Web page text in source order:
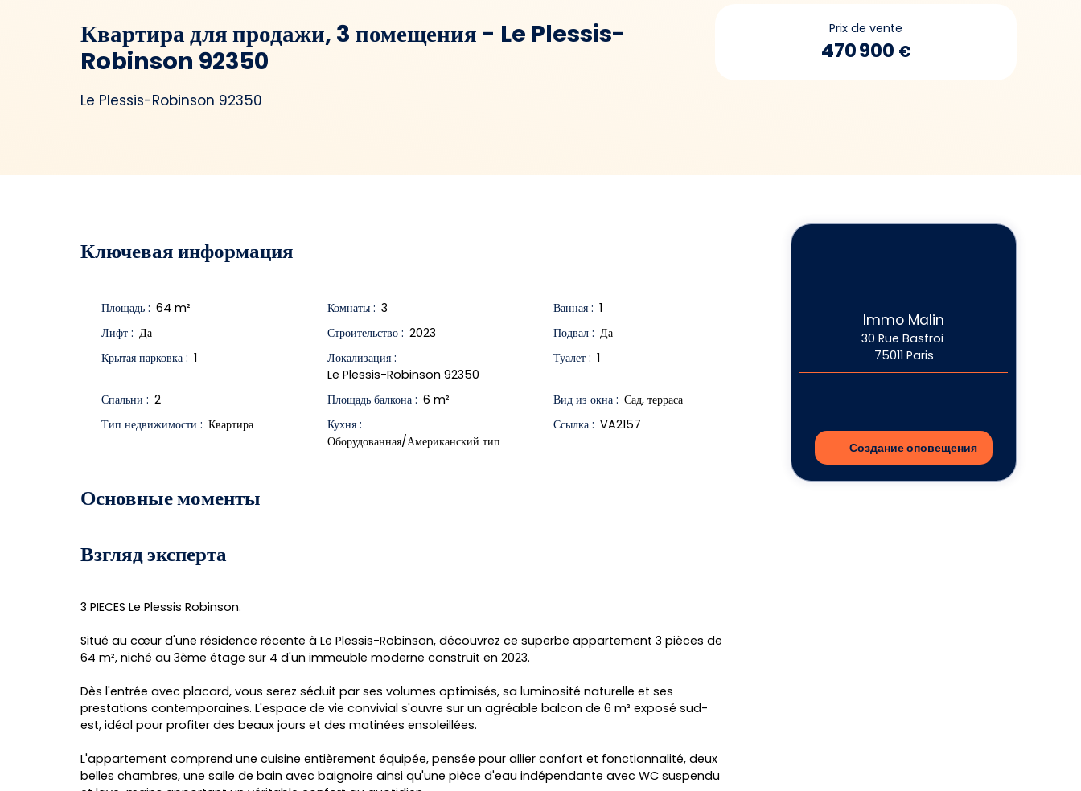
Квартира для продажи, 3 помещения - Le Plessis-
Robinson 92350
Le Plessis-Robinson 92350
Prix de vente
470 900 €
Ключевая информация
Площадь : 64 m² Комнаты : 3 Ванная : 1
Лифт : Да Строительство : 2023 Подвал : Да
Крытая парковка : 1 Локализация :
Le Plessis-Robinson 92350
Туалет : 1
Спальни : 2 Площадь балкона : 6 m² Вид из окна : Сад, терраса
Тип недвижимости : Квартира Кухня :
Оборудованная/Американский тип
Ссылка : VA2157
Основные моменты
Взгляд эксперта
3 PIECES Le Plessis Robinson.
Situé au cœur d'une résidence récente à Le Plessis-Robinson, découvrez ce superbe appartement 3 pièces de
64 m², niché au 3ème étage sur 4 d'un immeuble moderne construit en 2023.
Dès l'entrée avec placard, vous serez séduit par ses volumes optimisés, sa luminosité naturelle et ses
prestations contemporaines. L'espace de vie convivial s'ouvre sur un agréable balcon de 6 m² exposé sud-
est, idéal pour profiter des beaux jours et des matinées ensoleillées.
L'appartement comprend une cuisine entièrement équipée, pensée pour allier confort et fonctionnalité, deux
belles chambres, une salle de bain avec baignoire ainsi qu'une pièce d'eau indépendante avec WC suspendu
Immo Malin
30 Rue Basfroi
75011 Paris
Создание оповещения